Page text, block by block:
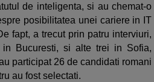
de inteligenta, si au chemat-o
posibilitatea unei cariere in IT
fapt, a trecut prin patru interviuri,
Bucuresti, si alte trei in Sofia,
participat 26 de candidati romani
au fost selectati.